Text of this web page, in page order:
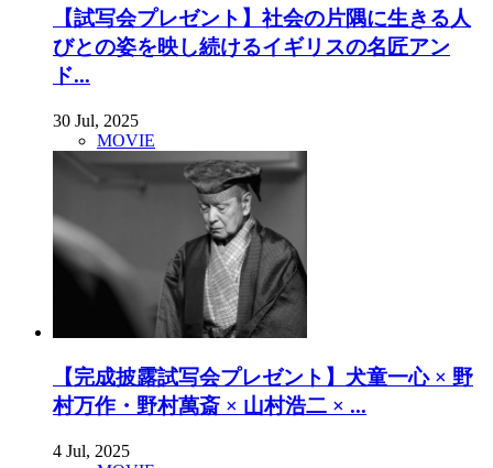
【試写会プレゼント】社会の片隅に生きる人
びとの姿を映し続けるイギリスの名匠アン
ド...
30 Jul, 2025
MOVIE
【完成披露試写会プレゼント】犬童一心 × 野
村万作・野村萬斎 × 山村浩二 × ...
4 Jul, 2025